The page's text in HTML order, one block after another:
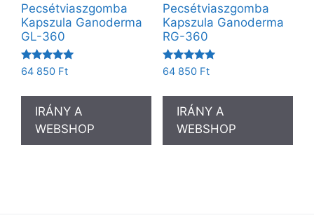
Pecsétviaszgomba
Kapszula Ganoderma
GL-360
Értékelés:
5.00
64 850 Ft
IRÁNY A
WEBSHOP
Pecsétviaszgomba
Kapszula Ganoderma
RG-360
Értékelés:
5.00
64 850 Ft
IRÁNY A
WEBSHOP